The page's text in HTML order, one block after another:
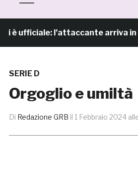
ufficiale: l’attaccante arriva in
SERIE D
Orgoglio e umiltà
Di Redazione GRB il 1 Febbraio 2024